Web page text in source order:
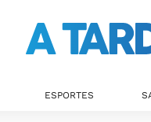
ESPORTES